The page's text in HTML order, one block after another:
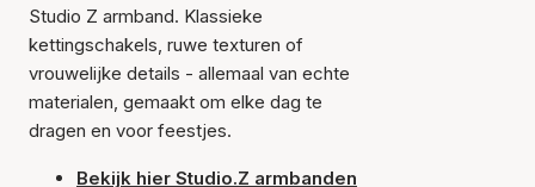
Studio Z armband. Klassieke
kettingschakels, ruwe texturen of
vrouwelijke details - allemaal van echte
materialen, gemaakt om elke dag te
dragen en voor feestjes.
Bekijk hier Studio.Z armbanden